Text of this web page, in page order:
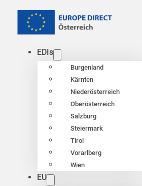
EDIs
Burgenland
Kärnten
Niederösterreich
Oberösterreich
Salzburg
Steiermark
Tirol
Vorarlberg
Wien
EU